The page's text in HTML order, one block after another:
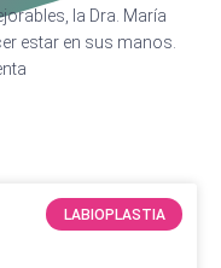
la Dra. María
estar en sus manos.
LABIOPLASTIA